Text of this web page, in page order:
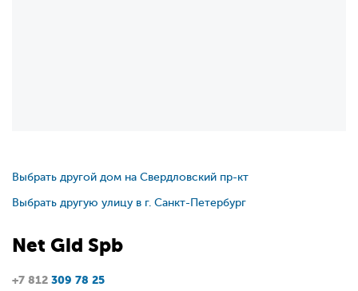
Выбрать другой дом на Свердловский пр-кт
Выбрать другую улицу в г. Санкт-Петербург
Net Gid Spb
+7 812 309 78 25